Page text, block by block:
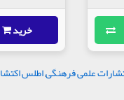
خرید
علمی فرهنگی,اطلس